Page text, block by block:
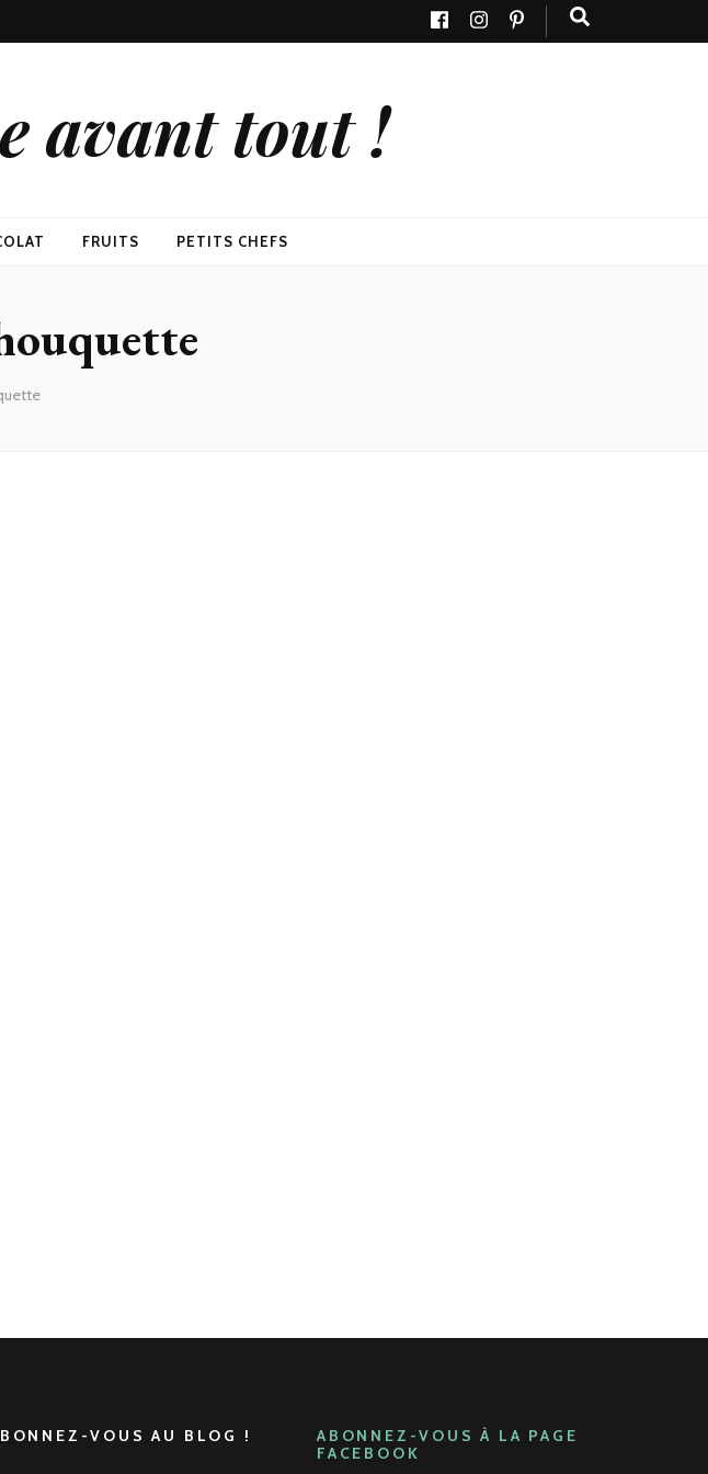
avant tout !
FRUITS PETITS CHEFS
VOUS AU BLOG !
ABONNEZ-VOUS À LA PAGE
FACEBOOK